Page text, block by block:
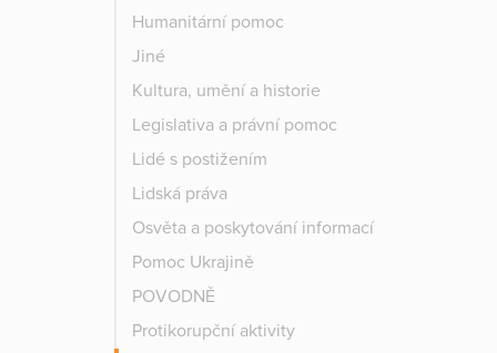
Humanitární pomoc
Jiné
Kultura, umění a historie
Legislativa a právní pomoc
Lidé s postižením
Lidská práva
Osvěta a poskytování informací
Pomoc Ukrajině
POVODNĚ
Protikorupční aktivity